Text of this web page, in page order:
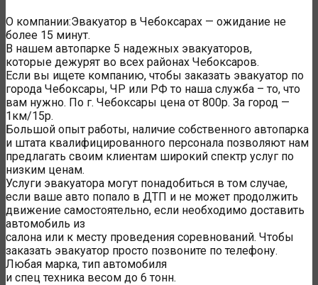
О компании:Эвакуатор в Чебоксарах — ожидание не
более 15 минут.
В нашем автопарке 5 надежных эвакуаторов,
которые дежурят во всех районах Чебоксаров.
Если вы ищете компанию, чтобы заказать эвакуатор по
города Чебоксары, ЧР или РФ то наша служба – то, что
вам нужно. По г. Чебоксары цена от 800р. За город —
1км/15р.
Большой опыт работы, наличие собственного автопарка
и штата квалифицированного персонала позволяют нам
предлагать своим клиентам широкий спектр услуг по
низким ценам.
Услуги эвакуатора могут понадобиться в том случае,
если ваше авто попало в ДТП и не может продолжить
движение самостоятельно, если необходимо доставить
автомобиль из
салона или к месту проведения соревнований. Чтобы
заказать эвакуатор просто позвоните по телефону.
Любая марка, тип автомобиля
и спец техника весом до 6 тонн.